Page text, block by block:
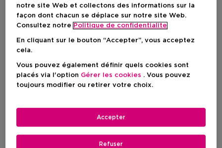
3
Dior Forever Blush Soft Filter
1
Dior Forever Glow Luminizer -
notre site Web et collectons des informations sur la
façon dont chacun se déplace sur notre site Web.
Consultez notre Politique de confidentialite
En cliquant sur le bouton “Accepter”, vous acceptez
cela.
Vous pouvez également définir quels cookies sont
placés via l'option Gérer les cookies . Vous pouvez
toujours modifier ou retirer votre choix.
Refuser
Accepter